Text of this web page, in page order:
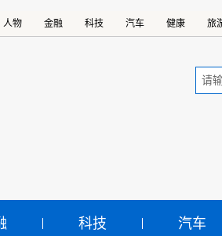
人物 金融 科技 汽车 健康 旅
科技 汽车